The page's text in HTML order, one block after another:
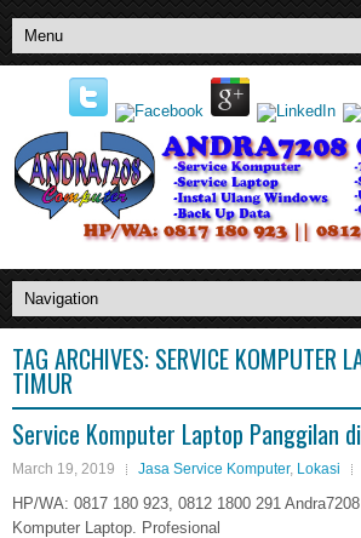
TAG ARCHIVES: SERVICE KOMPUTER
TIMUR
Service Komputer Laptop Panggilan
March 19, 2019 Jasa Service Komputer, Lokasi
HP/WA: 0817 180 923, 0812 1800 291
Komputer Laptop. Profesional